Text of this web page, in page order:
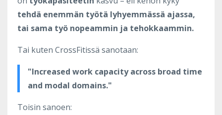
tehdä enemmän työtä lyhyemmässä ajassa,
tai sama työ nopeammin ja tehokkaammin.
Tai kuten CrossFitissä sanotaan:
"Increased work capacity across broad time
and modal domains."
Toisin sanoen: